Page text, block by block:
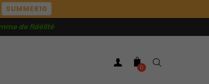
SUMMER10
de fidélité
0